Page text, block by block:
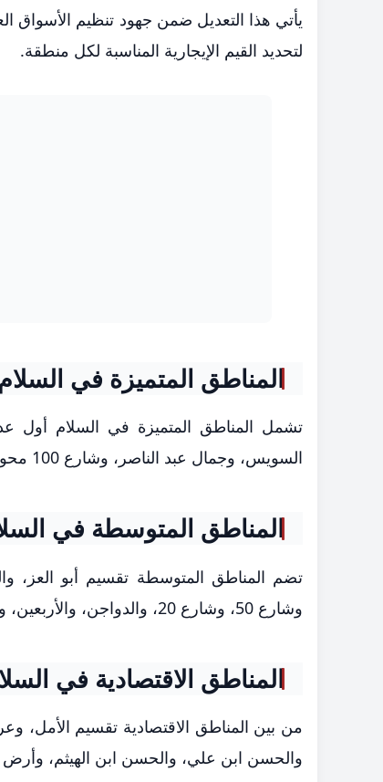
يأتي هذا التعديل ضمن جهود تنظيم الأسواق
لتحديد القيم الإيجارية المناسبة لكل منطقة.
المناطق المتميزة في
تشمل المناطق المتميزة في السلام أول
السويس، وجمال عبد الناصر، وشارع 100 محور عدلي منصور.
المناطق المتوسطة في
وشارع 50، وشارع 20، والدواجن، والأربعين، والتروللي، وتقسيم مگا، وشارع السادات.
المناطق الاقتصادية في
والحسن ابن علي، والحسن ابن الهيثم، وأرض